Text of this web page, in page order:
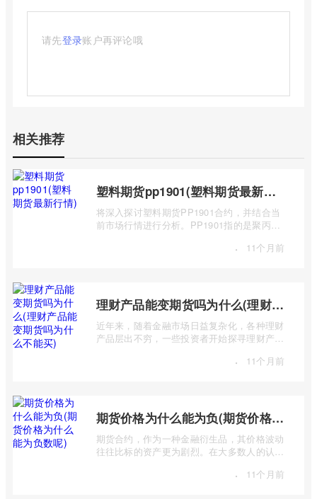
请先登录账户再评论哦
相关推荐
塑料期货pp1901(塑料期货最新行情)
将深入探讨塑料期货PP1901合约，并结合当
前市场行情进行分析。PP1901指的是聚丙烯
· 11个月前
理财产品能变期货吗为什么(理财产品能变期货吗为什么不能买)
近年来，随着金融市场日益复杂化，各种理财
产品层出不穷，一些投资者开始探寻理财产品
· 11个月前
期货价格为什么能为负(期货价格为什么能为负数呢)
期货合约，作为一种金融衍生品，其价格波动
往往比标的资产更为剧烈。在大多数人的认知
· 11个月前